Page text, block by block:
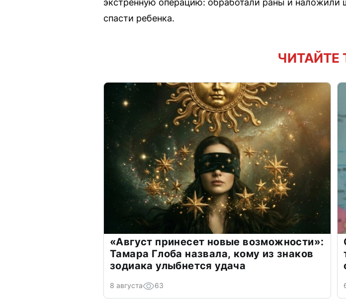
спасти ребенка.
ЧИТАЙТЕ
«Август принесет новые возможности»:
Тамара Глоба назвала, кому из знаков
зодиака улыбнется удача
8 августа 63